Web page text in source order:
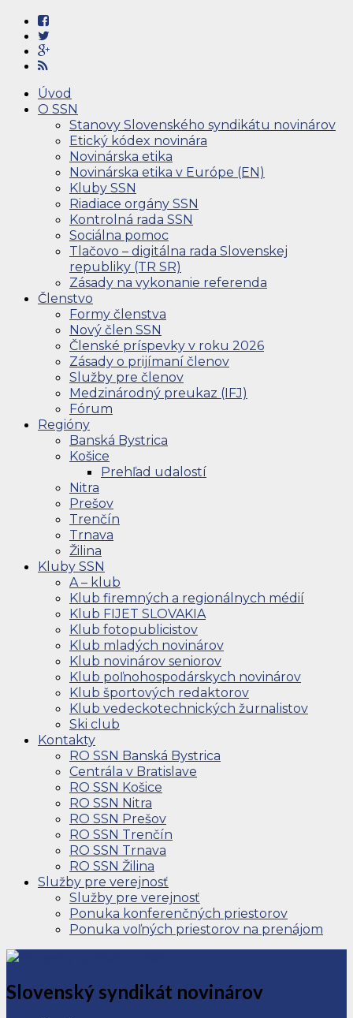
Úvod
O SSN
Stanovy Slovenského syndikátu novinárov
Etický kódex novinára
Novinárska etika
Novinárska etika v Európe (EN)
Kluby SSN
Riadiace orgány SSN
Kontrolná rada SSN
Sociálna pomoc
Tlačovo – digitálna rada Slovenskej
republiky (TR SR)
Zásady na vykonanie referenda
Členstvo
Formy členstva
Nový člen SSN
Členské príspevky v roku 2026
Zásady o prijímaní členov
Služby pre členov
Medzinárodný preukaz (IFJ)
Fórum
Regióny
Banská Bystrica
Košice
Prehľad udalostí
Nitra
Prešov
Trenčín
Trnava
Žilina
Kluby SSN
A – klub
Klub firemných a regionálnych médií
Klub FIJET SLOVAKIA
Klub fotopublicistov
Klub mladých novinárov
Klub novinárov seniorov
Klub poľnohospodárskych novinárov
Klub športových redaktorov
Klub vedeckotechnických žurnalistov
Ski club
Kontakty
RO SSN Banská Bystrica
Centrála v Bratislave
RO SSN Košice
RO SSN Nitra
RO SSN Prešov
RO SSN Trenčín
RO SSN Trnava
RO SSN Žilina
Služby pre verejnosť
Služby pre verejnosť
Ponuka konferenčných priestorov
Ponuka voľných priestorov na prenájom
Slovenský syndikát novinárov